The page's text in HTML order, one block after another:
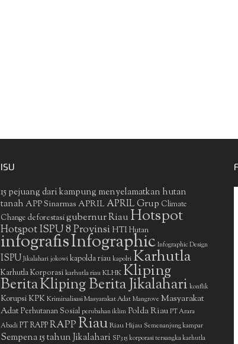
ISU
15 pejuang dari kampung menyelamatkan hutan
tanah APP Sinarmas APRIL APRIL Grup Climate
Change deforestasigubernur RiauHotspot
Hotspot ISPU 8 ProvinsiHTIHutan
infografisInfographic Infographic Design
ISPU Jikalahari jokowi kapolda riau kapolri Karhutla
Karhutla Korporasi karhutla riau KLHKKliping
BeritaKliping Berita Jikalahari konflik
Korupsi KPK Kriminalisasi Masyarakat Adat Mangrove Masyarakat
AdatPerhutanan Sosial perubahan iklim Polda Riau PT Arara
Abadi PT RAPPRAPPRiauRiau Hijau Semenanjung kampar
Sempena 15 tahun Jikalahari SP3 15 korporasi tersangka karhutla